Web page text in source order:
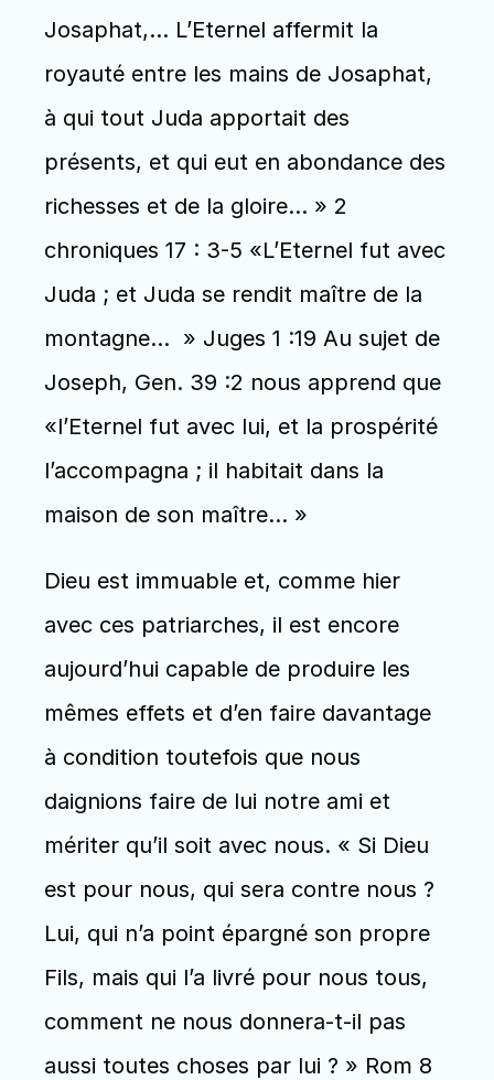
Josaphat,… L’Eternel affermit la
royauté entre les mains de Josaphat,
à qui tout Juda apportait des
présents, et qui eut en abondance des
richesses et de la gloire… » 2
chroniques 17 : 3-5 «L’Eternel fut avec
Juda ; et Juda se rendit maître de la
montagne…  » Juges 1 :19 Au sujet de
Joseph, Gen. 39 :2 nous apprend que
«l’Eternel fut avec lui, et la prospérité
l’accompagna ; il habitait dans la
maison de son maître… »
Dieu est immuable et, comme hier
avec ces patriarches, il est encore
aujourd’hui capable de produire les
mêmes effets et d’en faire davantage
à condition toutefois que nous
daignions faire de lui notre ami et
mériter qu’il soit avec nous. « Si Dieu
est pour nous, qui sera contre nous ?
Lui, qui n’a point épargné son propre
Fils, mais qui l’a livré pour nous tous,
comment ne nous donnera-t-il pas
aussi toutes choses par lui ? » Rom 8